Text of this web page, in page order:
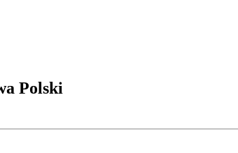
Polski